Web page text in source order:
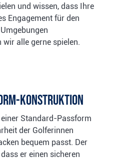
und wissen, dass Ihre
Engagement für den
wir alle gerne spielen.
Konstruktion
Standard-Passform
der Golferinnen
bequem passt. Der
er einen sicheren